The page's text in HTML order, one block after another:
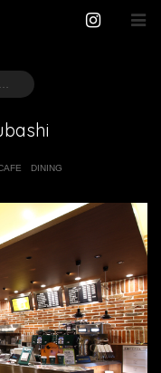
DINING